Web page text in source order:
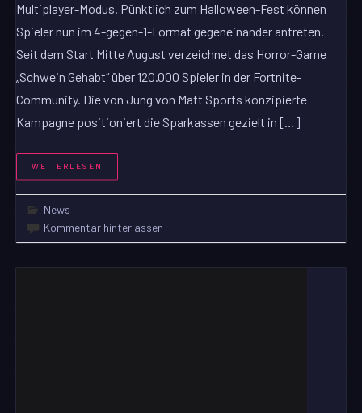
Multiplayer-Modus. Pünktlich zum Halloween-Fest können
Spieler nun im 4-gegen-1-Format gegeneinander antreten.
Seit dem Start Mitte August verzeichnet das Horror-Game
„Schwein Gehabt“ über 120.000 Spieler in der Fortnite-
Community. Die von Jung von Matt Sports konzipierte
Kampagne positioniert die Sparkassen gezielt in […]
WEITERLESEN
News
Kommentar hinterlassen